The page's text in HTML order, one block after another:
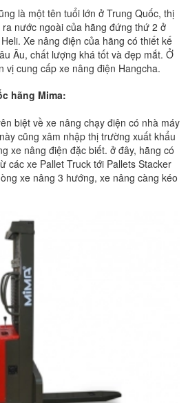
là một tên tuổi lớn ở Trung Quốc, thị
nước ngoài của hãng đứng thứ 2 ở
Xe nâng điện của hãng có thiết kế
Âu, chất lượng khá tốt và đẹp mắt. Ở
vị cung cấp xe nâng điện Hangcha.
hãng Mima:
biệt về xe nâng chạy điện có nhà máy
cũng xâm nhập thị trường xuất khẩu
xe nâng điện đặc biết. ở đây, hãng có
các xe Pallet Truck tới Pallets Stacker
xe nâng 3 hướng, xe nâng càng kéo